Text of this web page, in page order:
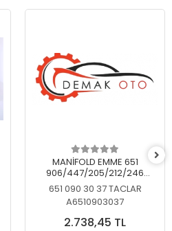
MANİFOLD EMME 651
906/447/205/212/246
KELEBEKSİZ
651 090 30 37 TACLAR
A6510903037
2.738,45 TL